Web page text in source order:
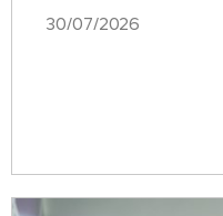
30/07/2026